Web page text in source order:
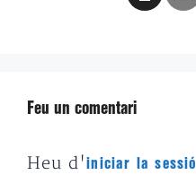
Feu un comentari
Heu d'iniciar la sessió